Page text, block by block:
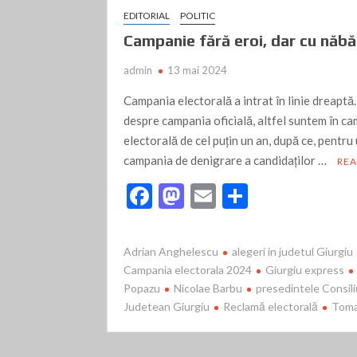
pleacă din lipsa de oportunităţi reale
Asociația “Societatea de Geografie din
TEATRUL, CA O ȘCOALĂ- Filip POPA: “Un
viețile celor din jur ”
CIOPÂRȚIREA lui EMINESCU
Eminescu,
Este valabilă „regula de 5 secunde” in cazul
TEATRUL, CA O ŞCOALĂ- Ioana Ancuța
DECLARAREA STĂRII DE ALERTĂ: Cu
nu”
“CĂLCÂND PE MELCI” – ULTIMA
RAREȘ Guță: Este vital pentru viitorul țării
în valoare calitățile
EDITORIAL POLITIC
Campanie fără eroi, dar cu
admin 13 mai 2024
Campania electorală a intrat în linie
despre campania oficială, altfel suntem în
electorală de cel puțin un an, după ce, pentru
campania de denigrare a candidaților …
F
e
b
o
o
M
to
d
o
n
E
ai
l
ta
je
az
ă
Adrian Anghelescu
alegeri in judetul Giurgiu
Campania electorala 2024
Giurgiu express
Popazu
Nicolae Barbu
presedintele
Judetean Giurgiu
Reclamă electorală